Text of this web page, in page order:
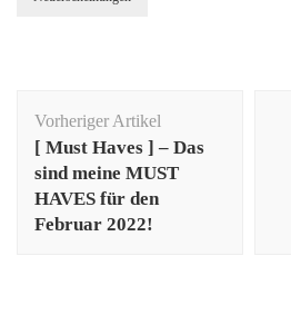
Vorheriger Artikel
[ Must Haves ] – Das
sind meine MUST
HAVES für den
Februar 2022!